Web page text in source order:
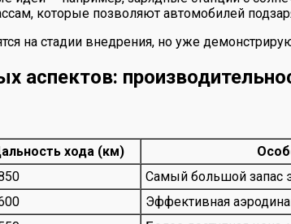
которые позволяют автомобилей
на стадии внедрения, но уже
аспектов:
хода (км)
Самый большой запас
Эффективная